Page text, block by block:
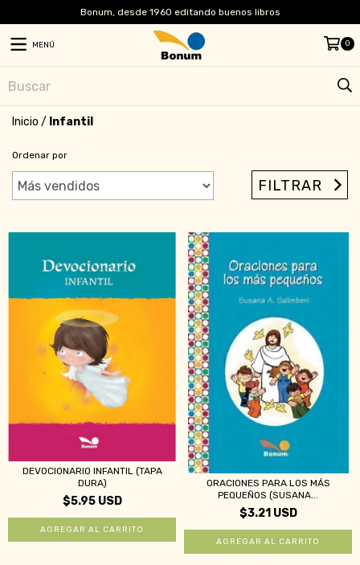
Bonum, desde 1960 editando buenos libros
MENÚ 0
Inicio / Infantil
Ordenar por
FILTRAR
DEVOCIONARIO INFANTIL (TAPA
DURA)
$5.95 USD
ORACIONES PARA LOS MÁS
PEQUEÑOS (SUSANA...
$3.21 USD